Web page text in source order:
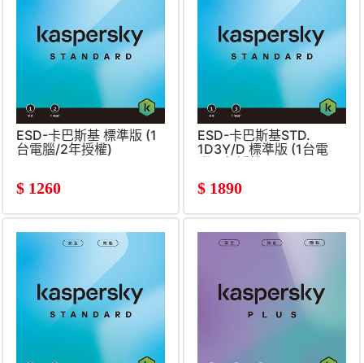
ESD-卡巴斯基 標準版 (1
台電腦/2年授權)
$ 1260
ESD-卡巴斯基STD.
1D3Y/D 標準版 (1台電
腦/3年授權)
$ 1890